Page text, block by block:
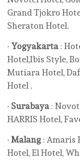
Grand Tjokro
Sheraton Hotel.
· Yogyakarta :
Hotel,Ibis Style,
Mutiara Hotel,
Hotel .
· Surabaya :
HARRIS Hotel,
· Malang : Amaris
Hotel, El Hotel,